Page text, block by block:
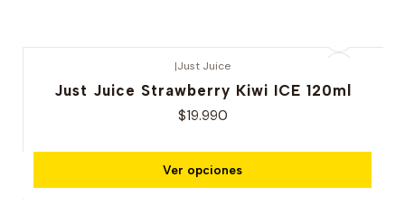
|Just Juice
Just Juice Strawberry Kiwi ICE 120ml
$19.990
Ver opciones